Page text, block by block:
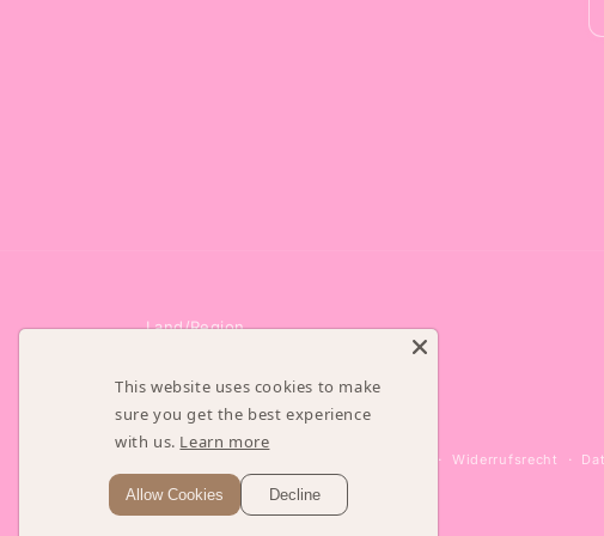
Land/Region
Widerrufsrecht
This website uses cookies to make
sure you get the best experience with
us. Learn more
Allow Cookies Decline